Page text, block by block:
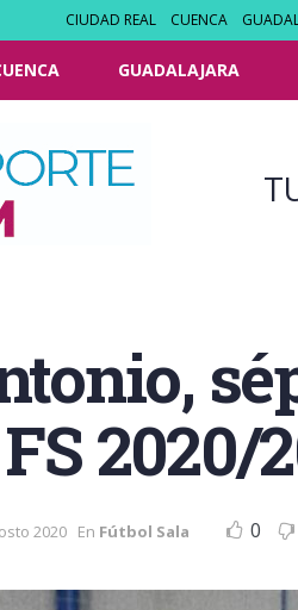
CIUDAD REAL CUENCA
GUADALAJARA
2020/
2020 En Fútbol Sala 0